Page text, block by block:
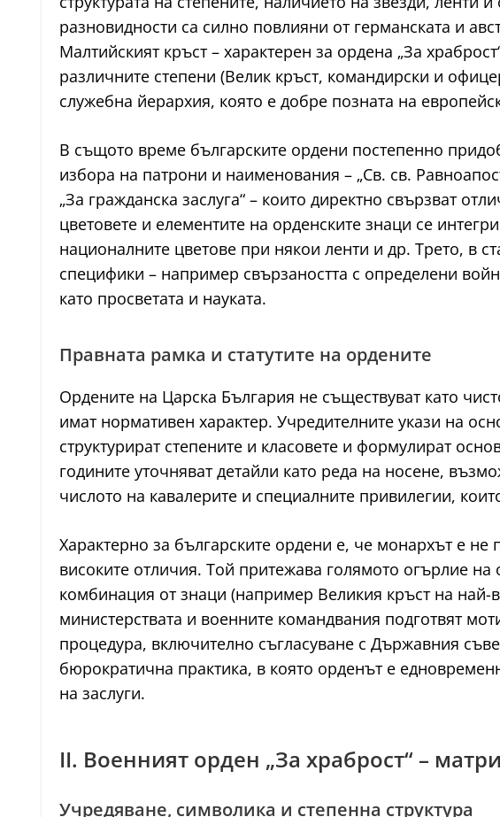
разновидности са силно повлияни от германската и
Малтийският кръст – характерен за ордена „За
различните степени (Велик кръст, командирски и
служебна йерархия, която е добре позната на
В същото време българските ордени постепенно
избора на патрони и наименования – „Св. св.
„За гражданска заслуга“ – които директно свързват
цветовете и елементите на орденските знаци се
националните цветове при някои ленти и др. Трето, в
специфики – например свързаността с определени
като просветата и науката.
Правната рамка и статутите на ордените
Ордените на Царска България не съществуват като
имат нормативен характер. Учредителните укази на
структурират степените и класовете и формулират
годините уточняват детайли като реда на носене,
числото на кавалерите и специалните привилегии,
Характерно за българските ордени е, че монархът е не
високите отличия. Той притежава голямото огърлие
комбинация от знаци (например Великия кръст на
министерствата и военните командвания подготвят
процедура, включително съгласуване с Държавния
бюрократична практика, в която орденът е
на заслуги.
II. Военният орден „За храброст“ –
Учредяване, символика и степенна структура